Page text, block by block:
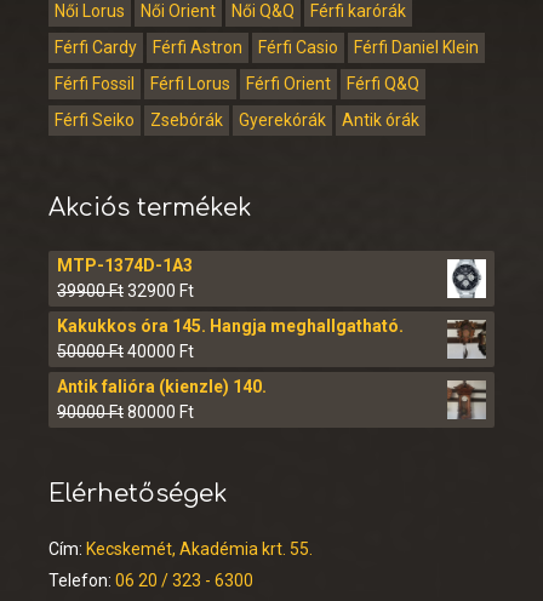
Női Lorus
Női Orient Női Q&Q
Férfi karórák
Férfi Cardy
Férfi Astron Férfi Casio
Férfi Daniel Klein
Férfi Fossil
Férfi Lorus Férfi Orient
Férfi Q&Q
Férfi Seiko
Zsebórák Gyerekórák Antik órák
Akciós termékek
MTP-1374D-1A3
39900Ft32900 Ft
Kakukkos óra 145. Hangja meghallgatható.
50000Ft40000 Ft
Antik falióra (kienzle) 140.
90000Ft80000 Ft
Elérhetőségek
Cím: Kecskemét, Akadémia krt. 55.
Telefon: 06 20 / 323 - 6300